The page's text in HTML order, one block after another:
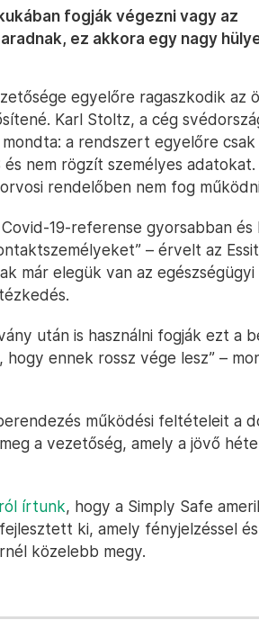
fogják végezni vagy az
ez akkora egy nagy
egyelőre ragaszkodik az
Karl Stoltz, a cég
a rendszert egyelőre
nem rögzít személyes
rendelőben nem fog
19-referense gyorsabban
– érvelt az
már elegük van az egészségügyi
után is használni fogják ezt a
ennek rossz vége lesz” –
működési feltételeit a
a vezetőség, amely a jövő
írtunk, hogy a Simply Safe
ki, amely fényjelzéssel
közelebb megy.